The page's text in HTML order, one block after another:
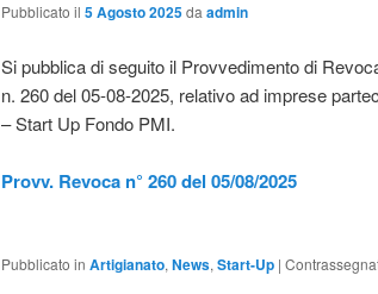
Pubblicato il 5 Agosto 2025da admin
Si pubblica di seguito il Provvedimento di
n. 260 del 05-08-2025, relativo ad imprese
– Start Up Fondo PMI.
Provv. Revoca n° 260 del 05/08/2025
Pubblicato in Artigianato, News, Start-Up |